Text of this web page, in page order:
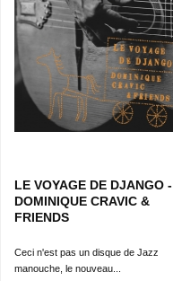
LE VOYAGE DE DJANGO -
DOMINIQUE CRAVIC &
FRIENDS
Ceci n'est pas un disque de Jazz
manouche, le nouveau...